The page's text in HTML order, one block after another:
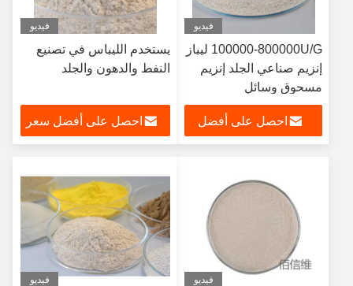
فيديو
100000-800000U/G ليباز
إنزيم صناعي الجلد إنزيم
مسحوق وسائل
احصل على أفضل
فيديو
يستخدم الليباس في تصنيع
النفط والدهون والجلد
احصل على أفضل سعر
فيديو فيديو